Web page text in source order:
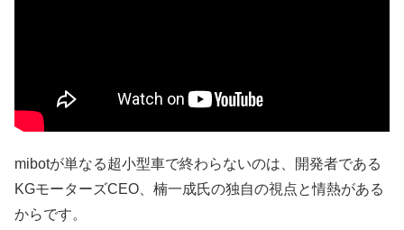
mibotが単なる超小型車で終わらないのは、開発者である
KGモーターズCEO、楠一成氏の独自の視点と情熱がある
からです。